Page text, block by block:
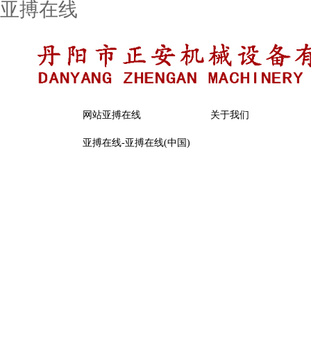
亚搏在线
网站亚搏在线 关于我们
亚搏在线-亚搏在线(中国)